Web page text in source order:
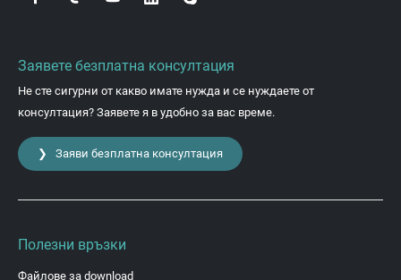
Заявете безплатна консултация
Не сте сигурни от какво имате нужда и се нуждаете от
консултация? Заявете я в удобно за вас време.
❯ Заяви безплатна консултация
Полезни връзки
Файлове за download